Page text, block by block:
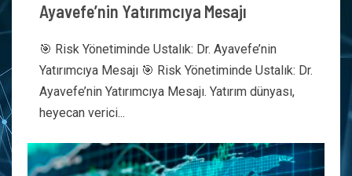
Ayavefe’nin Yatırımcıya Mesajı
🎯 Risk Yönetiminde Ustalık: Dr. Ayavefe’nin
Yatırımcıya Mesajı 🎯 Risk Yönetiminde Ustalık: Dr.
Ayavefe’nin Yatırımcıya Mesajı. Yatırım dünyası,
heyecan verici...